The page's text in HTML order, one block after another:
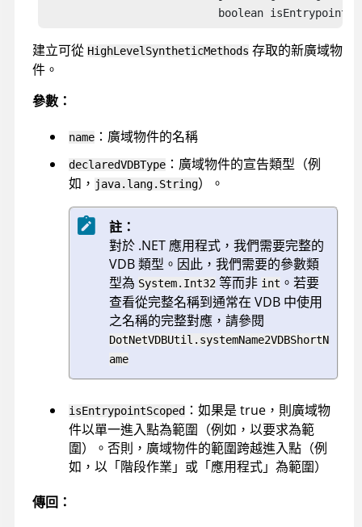
boolean
建立可從 HighLevelSyntheticMethods 存取的新廣域物
件。
參數：
name ：廣域物件的名稱
declaredVDBType ：廣域物件的宣告類型（例
如， java.lang.String）。
註：
對於 .NET 應用程式，我們需要完整的
VDB 類型。因此，我們需要的參數類
型為 System.Int32 等而非 int 。若要
查看從完整名稱到通常在 VDB 中使用
之名稱的完整對應，請參閱
DotNetVDBUtil.systemName2VDBShortN
ame
isEntrypointScoped ：如果是 true，則廣域物
件以單一進入點為範圍（例如，以要求為範
圍）。否則，廣域物件的範圍跨越進入點（例
如，以「階段作業」或「應用程式」為範圍）
傳回：